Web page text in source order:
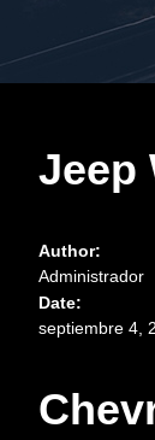
Jeep
Author:
Administrador
Date:
septiembre 4,